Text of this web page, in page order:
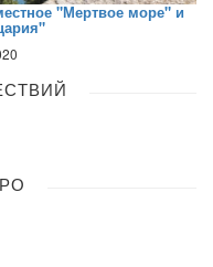
"Мертвое море" и